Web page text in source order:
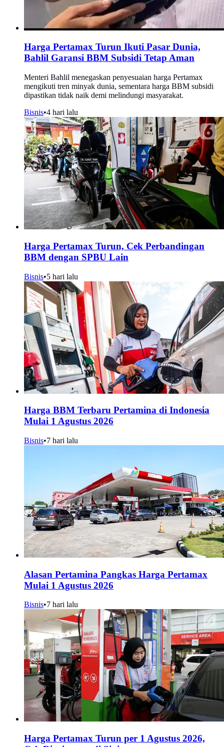
Harga Pertamax Turun Ikuti Pasar Dunia,
Bahlil Garansi BBM Subsidi Tetap Aman
Menteri Bahlil menegaskan penyesuaian harga Pertamax
mengikuti tren minyak dunia, sementara harga BBM subsidi
dipastikan tidak naik demi melindungi masyarakat.
Bisnis•4 hari lalu
Harga Pertamax Turun, Cek Perbandingan
BBM dengan SPBU Lain
Bisnis•5 hari lalu
Harga BBM Terbaru Pertamina di Indonesia
Mulai 1 Agustus 2026
Bisnis•7 hari lalu
Alasan Pertamina Pangkas Harga Pertamax
Mulai 1 Agustus 2026
Bisnis•7 hari lalu
Harga Pertamax Turun per 1 Agustus 2026,